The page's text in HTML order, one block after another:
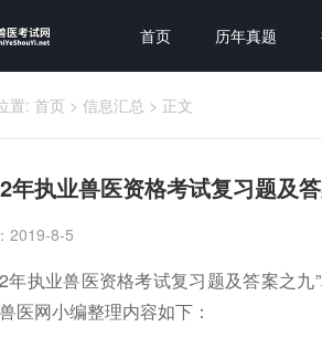
首页 历年真题
置: 首页 > 信息汇总 > 正文
年执业兽医资格考试复习题及
2019-8-5
年执业兽医资格考试复习题及答案之
医网小编整理内容如下：